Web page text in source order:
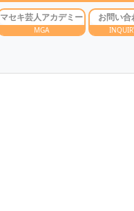
マセキ芸人アカデミー
MGA
お問い合